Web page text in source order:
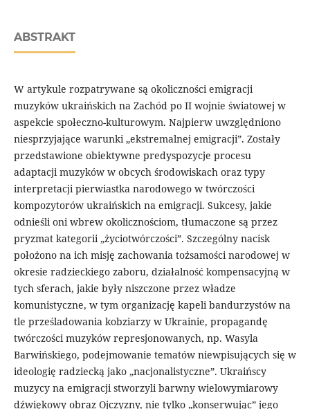
ABSTRAKT
W artykule rozpatrywane są okoliczności emigracji
muzyków ukraińskich na Zachód po II wojnie światowej w
aspekcie społeczno-kulturowym. Najpierw uwzględniono
niesprzyjające warunki „ekstremalnej emigracji”. Zostały
przedstawione obiektywne predyspozycje procesu
adaptacji muzyków w obcych środowiskach oraz typy
interpretacji pierwiastka narodowego w twórczości
kompozytorów ukraińskich na emigracji. Sukcesy, jakie
odnieśli oni wbrew okolicznościom, tłumaczone są przez
pryzmat kategorii „życiotwórczości”. Szczególny nacisk
położono na ich misję zachowania tożsamości narodowej w
okresie radzieckiego zaboru, działalność kompensacyjną w
tych sferach, jakie były niszczone przez władze
komunistyczne, w tym organizację kapeli bandurzystów na
tle prześladowania kobziarzy w Ukrainie, propagandę
twórczości muzyków represjonowanych, np. Wasyla
Barwińskiego, podejmowanie tematów niewpisujących się w
ideologię radziecką jako „nacjonalistyczne”. Ukraińscy
muzycy na emigracji stworzyli barwny wielowymiarowy
dźwiękowy obraz Ojczyzny, nie tylko „konserwując” jego